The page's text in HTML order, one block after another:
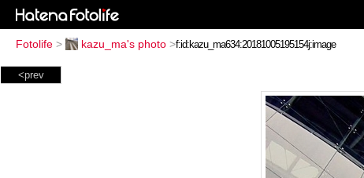
Fotolife > kazu_ma's photo >
<prev